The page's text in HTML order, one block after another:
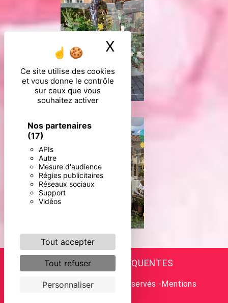
Ce site utilise des cookies
et vous donne le contrôle
sur ceux que vous
souhaitez activer
Nos partenaires
(17)
APIs
Autre
Mesure d'audience
Régies publicitaires
Réseaux sociaux
Support
Vidéos
Tout accepter
Tout refuser
Personnaliser
X Masquer le
RECHERCHES FRÉQUENTES
Vistalid- 2026 - Tous droits réservés -Mentions